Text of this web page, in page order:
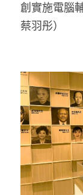
創實施電腦
蔡羽彤）